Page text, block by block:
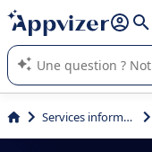
répondre (plusieurs
L'IA de Appvizer vous
logiciel SaaS en
Services informatiques